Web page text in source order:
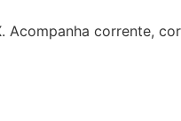
Acompanha corrente,